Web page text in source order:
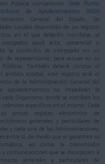
Pública competente.Sede Punto
de Apoderamientos (REA)
General del Estado, las
Locales dispondrán de un registro
en el que deberán inscribirse, al
apud acta, presencial o
la condición de interesado en un
de representante, para actuar en su
También deberá constar el
ámbito estatal, este registro será el
de la Administración General del
apoderamientos no impedirán la
Organismo donde se inscriban los
trámites específicos en el mismo. Cada
propio registro electrónico de
generales y particulares de
y cada una de las Administraciones,
entre sí, de modo que se garantice su
así como la transmisión
comunicaciones que se incorporen a
generales y particulares de